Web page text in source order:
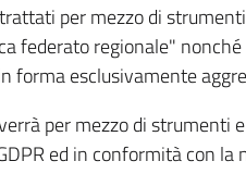
per mezzo di
federato regionale"
forma esclusivamente
per mezzo di strumenti
ed in conformità con